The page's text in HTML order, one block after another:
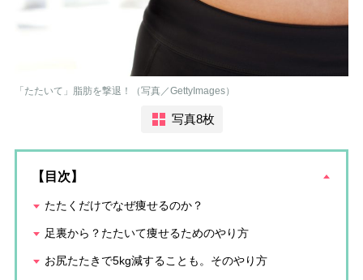
「たたいて」脂肪を撃退！（写真／GettyImages）
写真8枚
【目次】
たたくだけでなぜ痩せるのか？
足裏から？たたいて痩せるためのやり方
お尻たたきで5kg減することも。そのやり方